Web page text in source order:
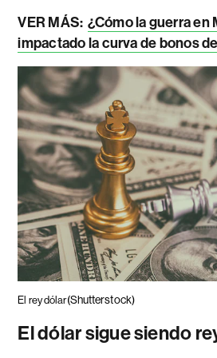
VER MÁS: ¿Cómo la guerra en
impactado la curva de bonos
El rey dólar(Shutterstock)
El dólar sigue siendo